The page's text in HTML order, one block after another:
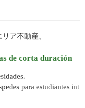
de corta duración
para estudiantes int